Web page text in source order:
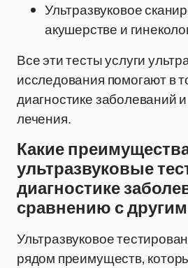
Ультразвуковое
акушерстве и
Все эти тесты услуги
исследования помогают в
диагностике заболеваний
лечения.
Какие
ультразвуковые
диагностике
сравнению с
Ультразвуковое
рядом преимуществ,